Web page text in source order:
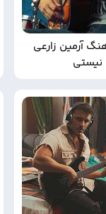
آرمین زارعی
نیستی